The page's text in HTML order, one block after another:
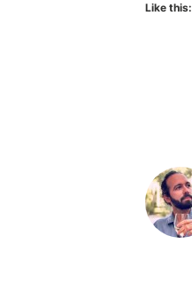
Like this: